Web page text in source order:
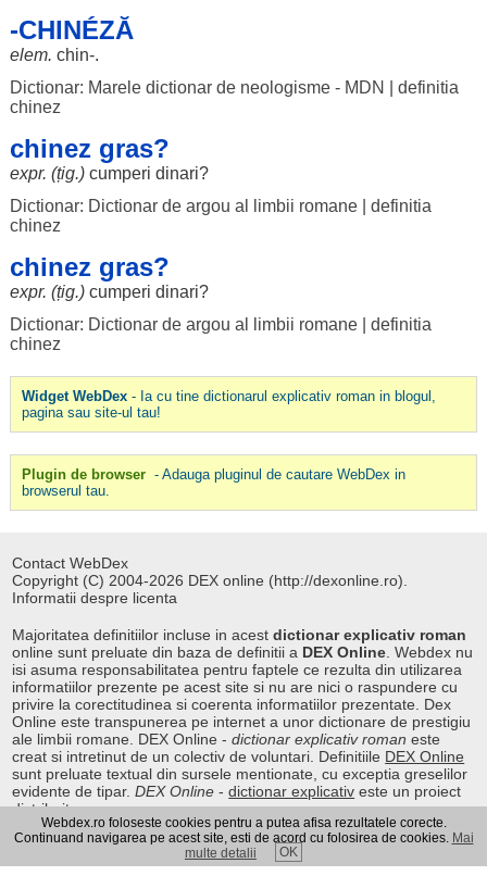
-CHINÉZĂ
elem. chin-.
Dictionar: Marele dictionar de neologisme - MDN
definitia
chinez
chinez gras?
expr. (țig.) cumperi dinari?
Dictionar: Dictionar de argou al limbii romane| definitia
chinez
chinez gras?
expr. (țig.) cumperi dinari?
Dictionar: Dictionar de argou al limbii romane| definitia
chinez
Widget WebDex- Ia cu tine dictionarul explicativ roman in blogul,
pagina sau site-ul tau!
Plugin de browser - Adauga pluginul de cautare WebDex in
browserul tau.
Contact WebDex
Copyright (C) 2004-2026 DEX online (http://dexonline.ro).
Informatii despre licenta
Majoritatea definitiilor incluse in acestdictionar explicativ roman
online sunt preluate din baza de definitii a DEX Online. Webdex nu
isi asuma responsabilitatea pentru faptele ce rezulta din utilizarea
informatiilor prezente pe acest site si nu are nici o raspundere cu
privire la corectitudinea si coerenta informatiilor prezentate. Dex
Online este transpunerea pe internet a unor dictionare de prestigiu
ale limbii romane. DEX Online -dictionar explicativ roman este
creat si intretinut de un colectiv de voluntari. Definitiile DEX Online
sunt preluate textual din sursele mentionate, cu exceptia greselilor
evidente de tipar.DEX Online -dictionar explicativ este un proiect
distribuit.
|Pret fier vechi
Webdex.ro foloseste cookies pentru a putea afisa rezultatele corecte.
Continuand navigarea pe acest site, esti de acord cu folosirea de cookies. Mai
multe detalii
OK